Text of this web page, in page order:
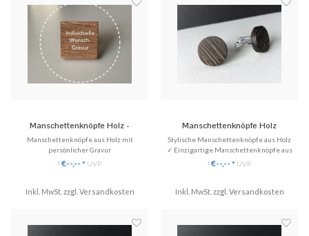
Manschettenknöpfe Holz -
Individuelle Gravur
Manschettenknöpfe aus Holz mit
persönlicher Gravur
✓ Individuelles Design nach Wunsch
(Gravur)
Echtholz.
*€--,-- * UVP
Inkl. MwSt. zzgl. Versandkosten
Manschettenknöpfe Holz
'Gentleman Round'
Stylische Manschettenknöpfe aus Holz
✓ Einzigartige Manschettenknöpfe aus
Echtholz.
✓ Handgefertigt
*€--,-- * UVP
Inkl. MwSt. zzgl. Versandkosten